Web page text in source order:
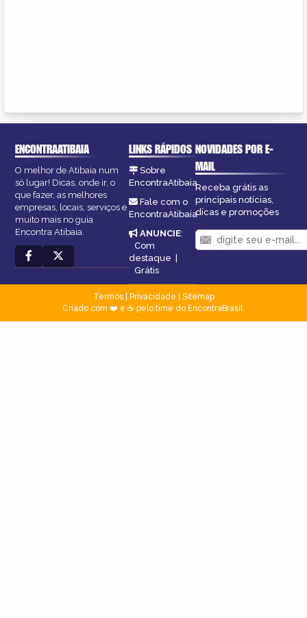
ENCONTRAATIBAIA
O melhor de Atibaia num
só lugar! Dicas, onde ir, o
que fazer, as melhores
empresas, locais, serviços e
muito mais no guia
Encontra Atibaia.
LINKS RÁPIDOS
Sobre
EncontraAtibaia
Fale com o
EncontraAtibaia
ANUNCIE:
Com
destaque
Grátis
NOVIDADES POR E-
MAIL
Receba grátis as
principais notícias,
dicas e promoções
Termos| Privacidade
Sitemap
Criado com ❤️ e ☕ pelo time do EncontraBrasil